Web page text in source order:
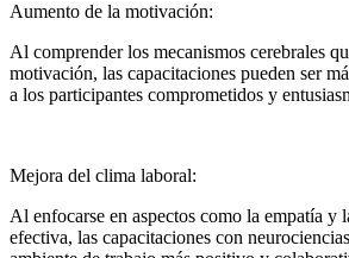
Aumento de la motivación:
Al comprender los mecanismos cerebrales
motivación, las capacitaciones pueden ser
a los participantes comprometidos y
Mejora del clima laboral:
Al enfocarse en aspectos como la empatía y
efectiva, las capacitaciones con